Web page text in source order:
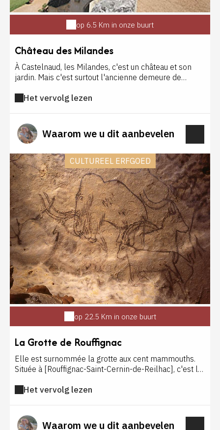
op 6.5 Km in onze buurt
Château des Milandes
À Castelnaud, les Milandes, c'est un château et son
jardin. Mais c'est surtout l'ancienne demeure de
village du monde, capitale de la fraternité universelle
enfants sont proposés (fauconnerie, nourrissage des
oiseaux).
Het vervolg lezen
Waarom we u dit aanbevelen
CULTUREEL ERFGOED
op 22.5 Km in onze buurt
La Grotte de Rouffignac
Elle est surnommée la grotte aux cent mammouths.
Située à [Rouffignac-Saint-Cernin-de-Reilhac], c'est la
comporte plus de 250 représentations animales dont
kilomètres de galerie, vous embarquez dans un train
Het vervolg lezen
Waarom we u dit aanbevelen